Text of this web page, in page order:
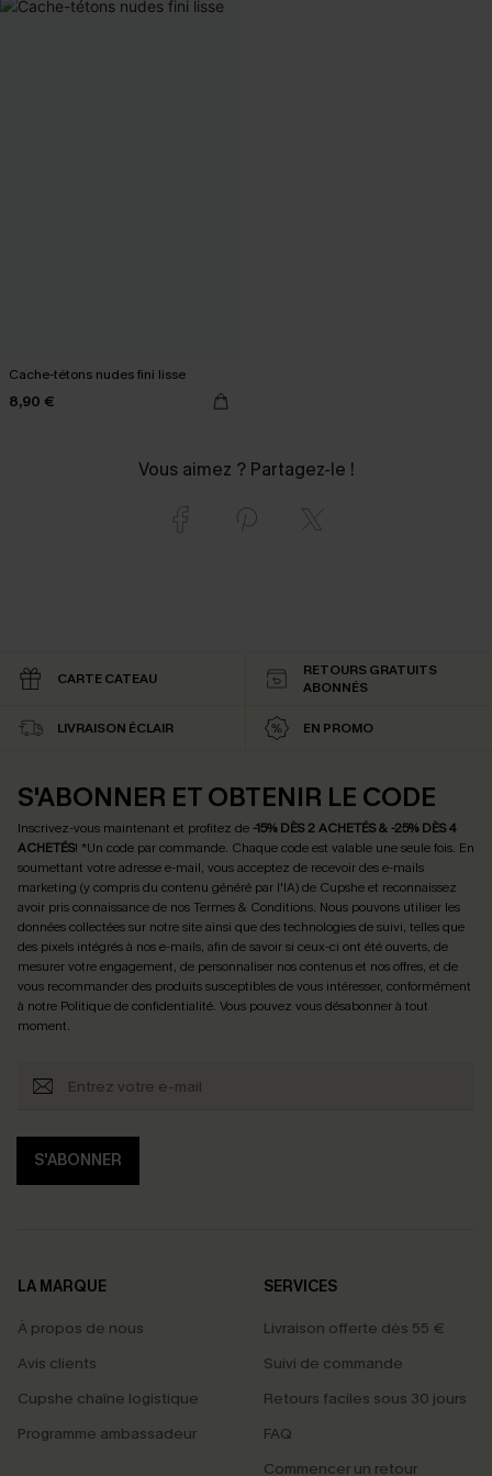
Cache-tétons nudes fini lisse
8,90 €
Vous aimez ? Partagez-le !
CARTE CATEAU
RETOURS GRATUITS
ABONNÉS
LIVRAISON ÉCLAIR EN PROMO
S'ABONNER ET OBTENIR LE CODE
Inscrivez-vous maintenant et profitez de -15% DÈS 2 ACHETÉS & -25% DÈS 4
ACHETÉS! *Un code par commande. Chaque code est valable une seule fois. En
soumettant votre adresse e-mail, vous acceptez de recevoir des e-mails
marketing (y compris du contenu généré par l'IA) de Cupshe et reconnaissez
avoir pris connaissance de nosTermes & Conditions. Nous pouvons utiliser les
données collectées sur notre site ainsi que des technologies de suivi, telles que
des pixels intégrés à nos e-mails, afin de savoir si ceux-ci ont été ouverts, de
mesurer votre engagement, de personnaliser nos contenus et nos offres, et de
vous recommander des produits susceptibles de vous intéresser, conformément
à notre Politique de confidentialité. Vous pouvez vous désabonner à tout
moment.
S'ABONNER
LA MARQUE
À propos de nous
Avis clients
Cupshe chaîne logistique
Programme ambassadeur
SERVICES
Livraison offerte dès 55 €
Suivi de commande
Retours faciles sous 30 jours
FAQ
Commencer un retour